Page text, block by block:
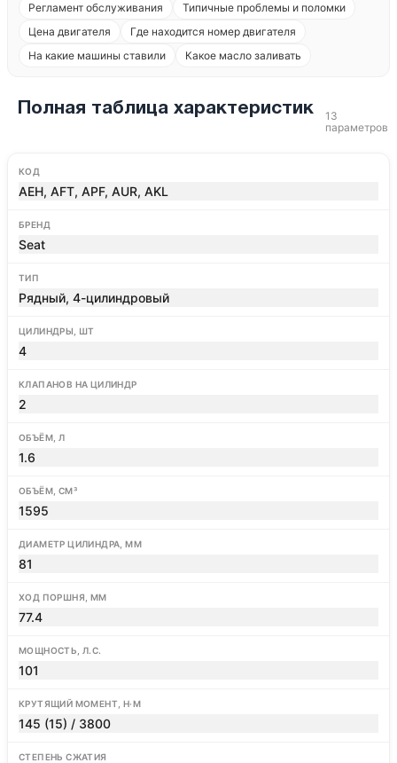
Регламент обслуживания
Типичные проблемы и поломки
Цена двигателя
Где находится номер двигателя
На какие машины ставили
Какое масло заливать
Полная таблица характеристик
13
параметров
КОД
AEH, AFT, APF, AUR, AKL
БРЕНД
Seat
ТИП
Рядный, 4-цилиндровый
ЦИЛИНДРЫ, ШТ
4
КЛАПАНОВ НА ЦИЛИНДР
2
ОБЪЁМ, Л
1.6
ОБЪЁМ, СМ³
1595
ДИАМЕТР ЦИЛИНДРА, ММ
81
ХОД ПОРШНЯ, ММ
77.4
МОЩНОСТЬ, Л.С.
101
КРУТЯЩИЙ МОМЕНТ, Н·М
145 (15) / 3800
СТЕПЕНЬ СЖАТИЯ